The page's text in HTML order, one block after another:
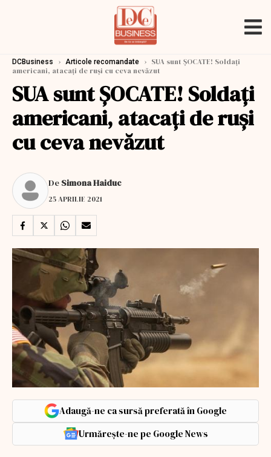
DCBusiness › Articole recomandate › SUA sunt ȘOCATE! Soldați
americani, atacați de ruși cu ceva nevăzut
SUA sunt ȘOCATE! Soldați
americani, atacați de ruși
cu ceva nevăzut
De Simona Haiduc
25 APRILIE 2021
Adaugă-ne ca sursă preferată în Google
Urmărește-ne pe Google News